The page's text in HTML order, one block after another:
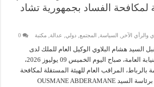
لمكافحة الفساد بجمهورية تشاد
والرأي الآخر السياسة المجتمع دولي عدالة مكتبة 0
2026 استقبل السيد هشام البلاوي الوكيل العام للملك لدى
محكمة النقض رئيس النيابة العامة، صباح اليوم الخميس 09 يوليوز 2026،
بالرباط، المراقب العام للهيئة المستقلة لمكافحة
الفساد بجمهورية تشاد برئاسة السيد OUSMANE ABDERAMANE